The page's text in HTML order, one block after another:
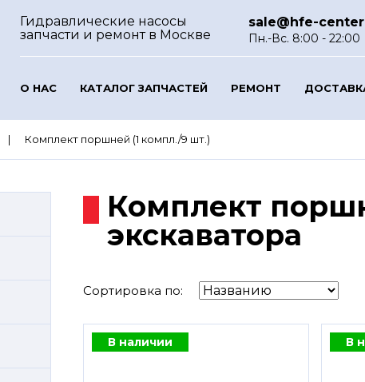
Гидравлические насосы
запчасти и ремонт в Москве
sale@hfe-
Пн.-Вс. 8:00 - 22:00
О НАС КАТАЛОГ ЗАПЧАСТЕЙ РЕМОНТ
Комплект поршней (1 компл./9 шт.)
Комплект
экскаватора
Сортировка по:
В наличии В